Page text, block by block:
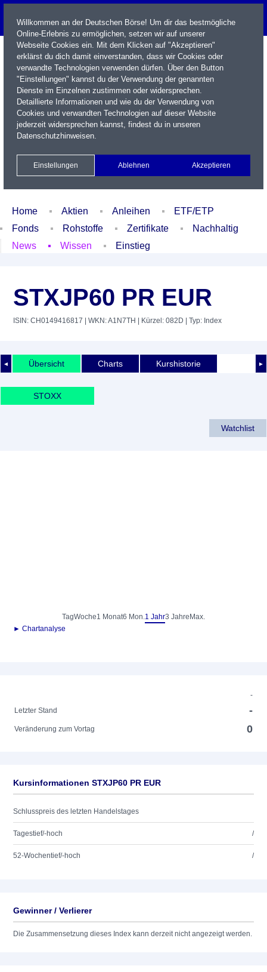
Name / WKN / ISIN / Kürzel
Xetra Realtime
Watchlist Portfolio Login
Home Aktien Anleihen
ETF/ETP
Fonds
Rohstoffe Zertifikate
Nachhaltig
News
Wissen Einstieg
STXJP60 PR EUR
ISIN: CH0149416817 | WKN: A1N7TH | Kürzel: 082D | Typ: Index
◄ ►
Übersicht Charts Kurshistorie
STOXX
Watchlist
TagWoche1 Monat6 Mon.1 Jahr3 Jahre Max.
► Chartanalyse
-
Letzter Stand
-
Veränderung zum Vortag 0
Kursinformationen STXJP60 PR EUR
Schlusspreis des letzten Handelstages
Tagestief/-hoch /
52-Wochentief/-hoch /
Gewinner / Verlierer
Die Zusammensetzung dieses Index kann derzeit nicht angezeigt werden.
Willkommen an der Deutschen Börse! Um dir das bestmögliche
Online-Erlebnis zu ermöglichen, setzen wir auf unserer
Webseite Cookies ein. Mit dem Klicken auf "Akzeptieren"
erklärst du dich damit einverstanden, dass wir Cookies oder
verwandte Technologien verwenden dürfen. Über den Button
"Einstellungen" kannst du der Verwendung der genannten
Dienste im Einzelnen zustimmen oder widersprechen.
Detaillierte Informationen und wie du der Verwendung von
Cookies und verwandten Technologien auf dieser Website
jederzeit widersprechen kannst, findest du in unseren
Datenschutzhinweisen.
Einstellungen Ablehnen Akzeptieren